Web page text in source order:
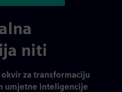
niti
za transformaciju
umjetne inteligencije